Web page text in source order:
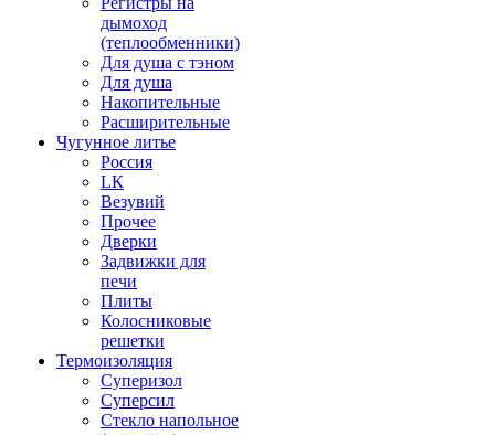
дымоход
(теплообменники)
Для душа с тэном
Для душа
Накопительные
Расширительные
Чугунное литье
Россия
LК
Везувий
Прочее
Дверки
Задвижки для
печи
Плиты
Колосниковые
решетки
Термоизоляция
Суперизол
Суперсил
Стекло напольное